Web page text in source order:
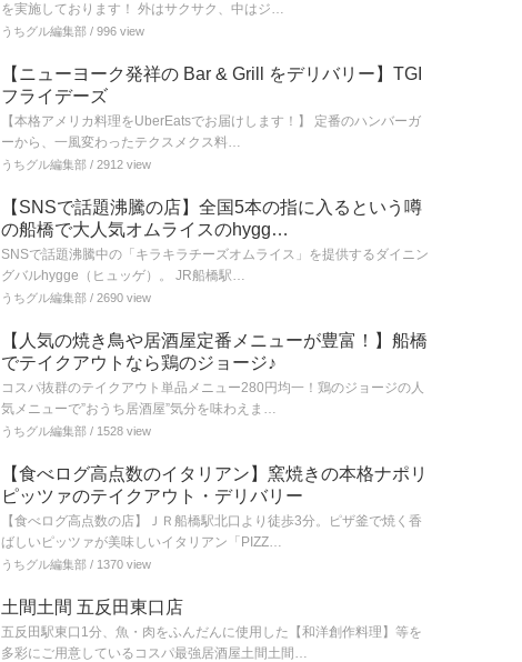
を実施しております！ 外はサクサク、中はジ…
うちグル編集部 / 996 view
【ニューヨーク発祥の Bar & Grill をデリバリー】TGI
フライデーズ
【本格アメリカ料理をUberEatsでお届けします！】 定番のハンバーガ
ーから、一風変わったテクスメクス料…
うちグル編集部 / 2912 view
【SNSで話題沸騰の店】全国5本の指に入るという噂
の船橋で大人気オムライスのhygg…
SNSで話題沸騰中の「キラキラチーズオムライス」を提供するダイニン
グバルhygge（ヒュッゲ）。 JR船橋駅…
うちグル編集部 / 2690 view
【人気の焼き鳥や居酒屋定番メニューが豊富！】船橋
でテイクアウトなら鶏のジョージ♪
コスパ抜群のテイクアウト単品メニュー280円均一！鶏のジョージの人
気メニューで”おうち居酒屋”気分を味わえま…
うちグル編集部 / 1528 view
【食べログ高点数のイタリアン】窯焼きの本格ナポリ
ピッツァのテイクアウト・デリバリー
【食べログ高点数の店】ＪＲ船橋駅北口より徒歩3分。ピザ釜で焼く香
ばしいピッツァが美味しいイタリアン「PIZZ…
うちグル編集部 / 1370 view
土間土間 五反田東口店
五反田駅東口1分、魚・肉をふんだんに使用した【和洋創作料理】等を
多彩にご用意しているコスパ最強居酒屋土間土間…